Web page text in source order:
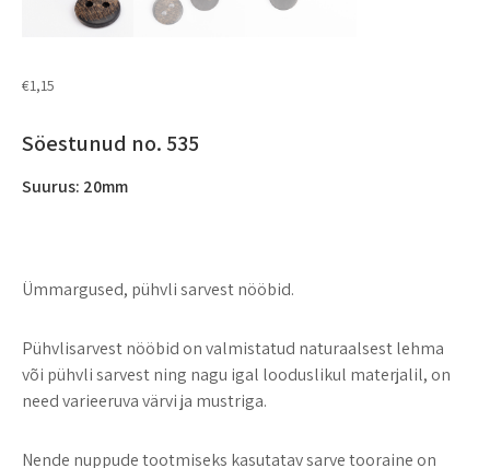
€1,15
Söestunud no. 535
Suurus: 20mm
Ümmargused, pühvli sarvest nööbid.
Pühvlisarvest nööbid on valmistatud naturaalsest lehma
või pühvli sarvest ning nagu igal looduslikul materjalil, on
need varieeruva värvi ja mustriga.
Nende nuppude tootmiseks kasutatav sarve tooraine on